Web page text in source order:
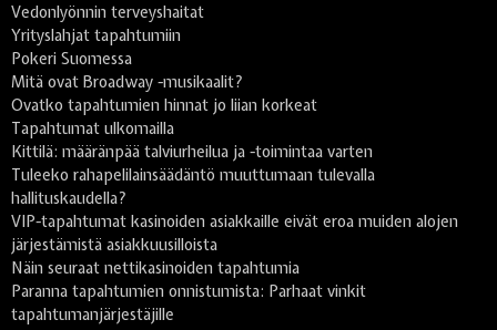
Vedonlyönnin terveyshaitat
Yrityslahjat tapahtumiin
Pokeri Suomessa
Mitä ovat Broadway -musikaalit?
Ovatko tapahtumien hinnat jo liian korkeat
Tapahtumat ulkomailla
Kittilä: määränpää talviurheilua ja -toimintaa varten
Tuleeko rahapelilainsäädäntö muuttumaan tulevalla
hallituskaudella?
VIP-tapahtumat kasinoiden asiakkaille eivät eroa muiden alojen
järjestämistä asiakkuusilloista
Näin seuraat nettikasinoiden tapahtumia
Paranna tapahtumien onnistumista: Parhaat vinkit
tapahtumanjärjestäjille